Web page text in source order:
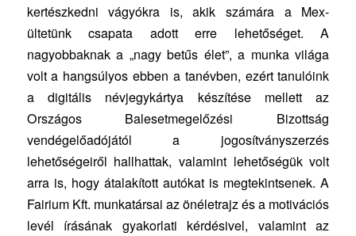
kertészkedni vágyókra is, akik számára a Mex-
ültetünk csapata adott erre lehetőséget. A
nagyobbaknak a „nagy betűs élet”, a munka világa
volt a hangsúlyos ebben a tanévben, ezért tanulóink
a digitális névjegykártya készítése mellett az
Országos Balesetmegelőzési Bizottság
vendégelőadójától a jogosítványszerzés
lehetőségeiről hallhattak, valamint lehetőségük volt
arra is, hogy átalakított autókat is megtekintsenek. A
Fairium Kft. munkatársai az önéletrajz és a motivációs
levél írásának gyakorlati kérdésivel, valamint az